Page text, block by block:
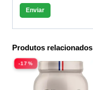
Produtos relacionados
-17%